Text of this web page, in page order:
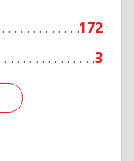
172
3